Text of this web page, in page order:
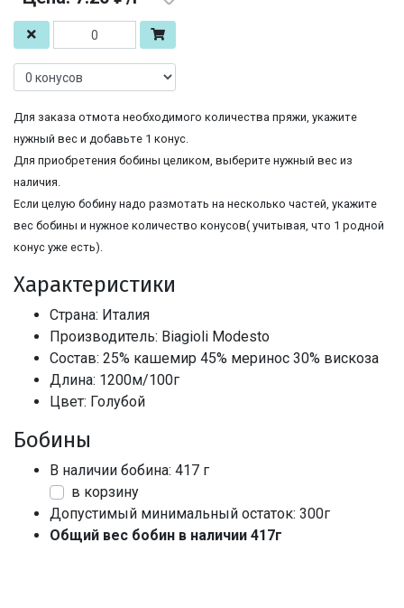
Для заказа отмота необходимого количества пряжи, укажите
нужный вес и добавьте 1 конус.
Для приобретения бобины целиком, выберите нужный вес из
наличия.
Если целую бобину надо размотать на несколько частей, укажите
вес бобины и нужное количество конусов( учитывая, что 1 родной
конус уже есть).
Характеристики
Страна: Италия
Производитель: Biagioli Modesto
Состав: 25% кашемир 45% меринос 30% вискоза
Длина: 1200м/100г
Цвет: Голубой
Бобины
В наличии бобина: 417 г
в корзину
Допустимый минимальный остаток: 300г
Общий вес бобин в наличии 417г